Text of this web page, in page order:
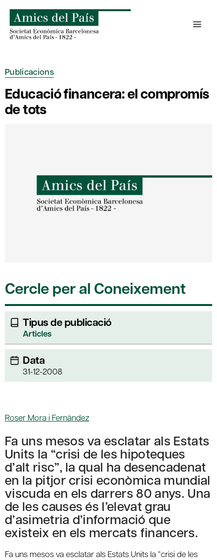
content
Publicacions
Educació financera: el compromís
de tots
Cercle per al Coneixement
Tipus de publicació
Articles
Data
31-12-2008
Roser Mora i Fernàndez
Fa uns mesos va esclatar als Estats
Units la “crisi de les hipoteques
d’alt risc”, la qual ha desencadenat
en la pitjor crisi econòmica mundial
viscuda en els darrers 80 anys. Una
de les causes és l’elevat grau
d’asimetria d’informació que
existeix en els mercats financers.
Fa uns mesos va esclatar als Estats Units la “crisi de les